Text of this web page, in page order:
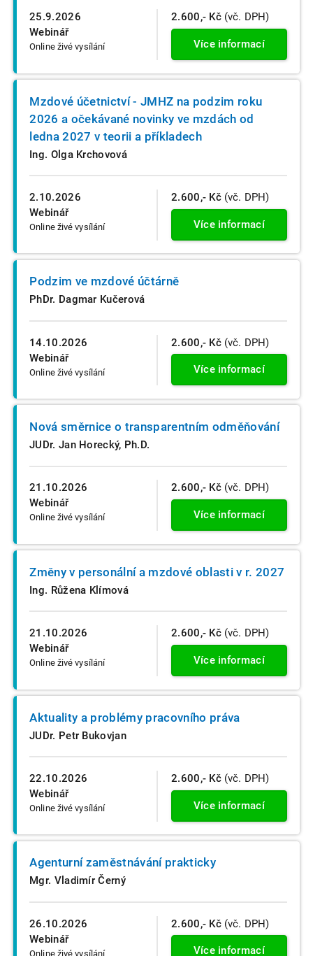
25.9.2026
Webinář
Online živé vysílání
2.600,- Kč (vč. DPH)
Více informací
2.10.2026
Webinář
Online živé vysílání
Mzdové účetnictví - JMHZ na podzim roku
2026 a očekávané novinky ve mzdách od
ledna 2027 v teorii a příkladech
Ing. Olga Krchovová
2.600,- Kč (vč. DPH)
Více informací
14.10.2026
Webinář
Online živé vysílání
Podzim ve mzdové účtárně
PhDr. Dagmar Kučerová
2.600,- Kč (vč. DPH)
Více informací
21.10.2026
Webinář
Online živé vysílání
Nová směrnice o transparentním odměňování
JUDr. Jan Horecký, Ph.D.
2.600,- Kč (vč. DPH)
Více informací
21.10.2026
Webinář
Online živé vysílání
Změny v personální a mzdové oblasti v r. 2027
Ing. Růžena Klímová
2.600,- Kč (vč. DPH)
Více informací
22.10.2026
Webinář
Online živé vysílání
Aktuality a problémy pracovního práva
JUDr. Petr Bukovjan
2.600,- Kč (vč. DPH)
Více informací
26.10.2026
Webinář
Online živé vysílání
Agenturní zaměstnávání prakticky
Mgr. Vladimír Černý
2.600,- Kč (vč. DPH)
Více informací